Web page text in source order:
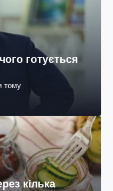
готується
тому
кілька